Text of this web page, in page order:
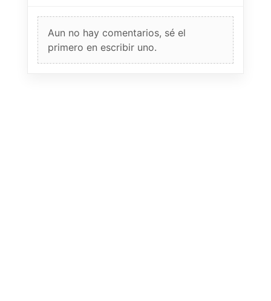
Aun no hay comentarios, sé el
primero en escribir uno.